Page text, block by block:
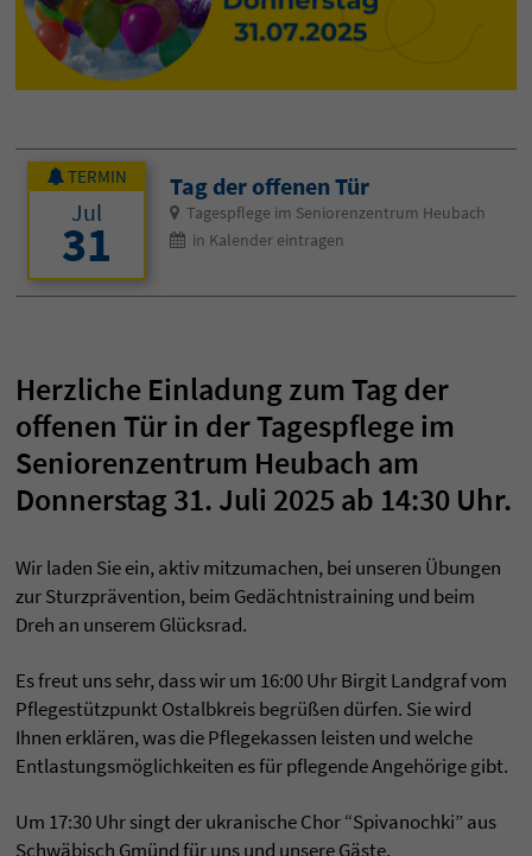
TERMIN
Jul
31
Tag der offenen Tür
Tagespflege im Seniorenzentrum Heubach
in Kalender eintragen
Herzliche Einladung zum Tag der
offenen Tür in der Tagespflege im
Seniorenzentrum Heubach am
Donnerstag 31. Juli 2025 ab 14:30 Uhr.
Wir laden Sie ein, aktiv mitzumachen, bei unseren Übungen
zur Sturzprävention, beim Gedächtnistraining und beim
Dreh an unserem Glücksrad.
Es freut uns sehr, dass wir um 16:00 Uhr Birgit Landgraf vom
Pflegestützpunkt Ostalbkreis begrüßen dürfen. Sie wird
Ihnen erklären, was die Pflegekassen leisten und welche
Entlastungsmöglichkeiten es für pflegende Angehörige gibt.
Um 17:30 Uhr singt der ukranische Chor “Spivanochki” aus
Schwäbisch Gmünd für uns und unsere Gäste.